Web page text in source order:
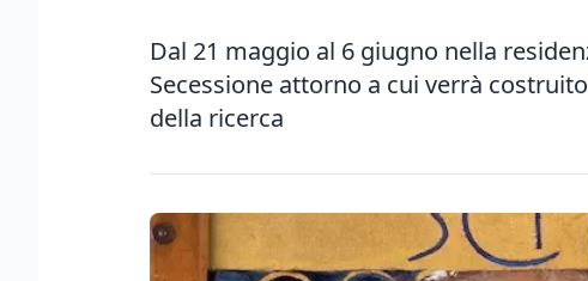
Dal 21 maggio al 6 giugno nella
Secessione attorno a cui verrà
della ricerca